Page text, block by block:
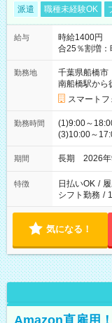
派遣 職種未経験OK
給与
時給1400円
合25％割増：
勤務地
千葉県船橋市
南船橋駅から
スマート
勤務時間
(1)9:00～
(3)10:00～
期間 長期 2026年
特徴 日払いOK /
シフト勤務 /
気になる！
Amazon直雇用